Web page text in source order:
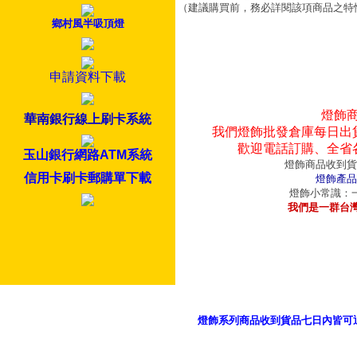
鄉村風半吸頂燈
申請資料下載
華南銀行線上刷卡系統
玉山銀行網路ATM系統
信用卡刷卡郵購單下載
（建議購買前，務必詳閱該項商品之
燈飾
我們燈飾批發倉庫每日
歡迎電話訂購、全
燈飾商品收到
燈飾產
燈飾小常識：
我們是一群台
燈飾系列商品收到貨品七日內皆